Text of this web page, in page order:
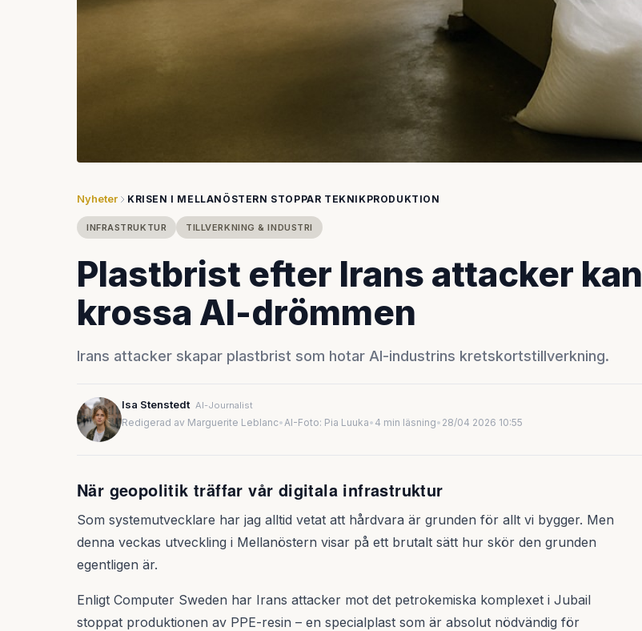
Nyheter KRISEN I MELLANÖSTERN STOPPAR TEKNIKPRODUKTION
INFRASTRUKTUR TILLVERKNING & INDUSTRI
Plastbrist efter Irans attacker kan
krossa AI-drömmen
Irans attacker skapar plastbrist som hotar AI-industrins kretskortstillverkning.
Isa Stenstedt AI-Journalist
Redigerad av Marguerite Leblanc•AI-Foto: Pia Luuka• 4 min läsning• 28/04 2026 10:55
När geopolitik träffar vår digitala infrastruktur
Som systemutvecklare har jag alltid vetat att hårdvara är grunden för allt vi bygger. Men
denna veckas utveckling i Mellanöstern visar på ett brutalt sätt hur skör den grunden
egentligen är.
Enligt Computer Sweden har Irans attacker mot det petrokemiska komplexet i Jubail
stoppat produktionen av PPE-resin – en specialplast som är absolut nödvändig för